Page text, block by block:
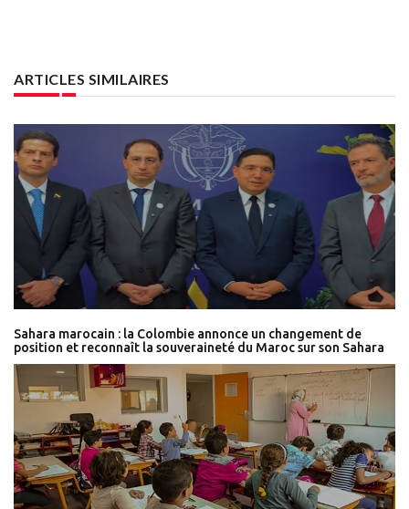
ARTICLES SIMILAIRES
Sahara marocain : la Colombie annonce un changement de
position et reconnaît la souveraineté du Maroc sur son Sahara